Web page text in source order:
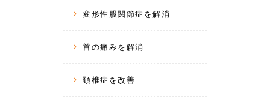
変形性股関節症を解消
首の痛みを解消
頚椎症を改善